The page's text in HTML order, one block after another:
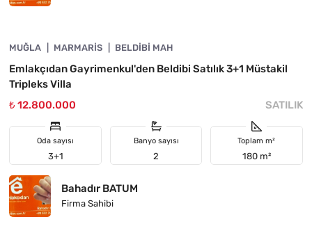
ÖNE ÇIKAN
MUĞLA MARMARIS BELDIBI MAH
Emlakçıdan Gayrimenkul'den Beldibi Satılık 3+1 Müstakil
Tripleks Villa
₺ 12.800.000
SATILIK
Oda sayısı
3+1
Banyo sayısı
2
Toplam m²
180 m²
Bahadır BATUM
Firma Sahibi